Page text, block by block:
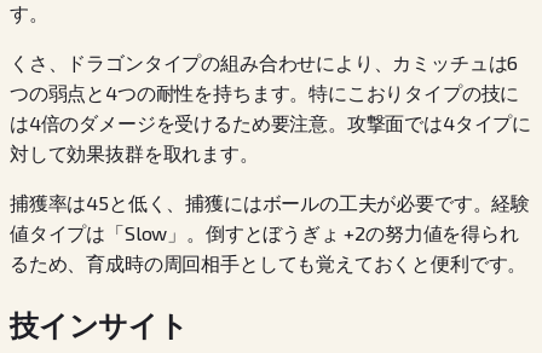
す。
くさ、ドラゴンタイプの組み合わせにより、カミッチュは6
つの弱点と4つの耐性を持ちます。特にこおりタイプの技に
は4倍のダメージを受けるため要注意。攻撃面では4タイプに
対して効果抜群を取れます。
捕獲率は45と低く、捕獲にはボールの工夫が必要です。経験
値タイプは「Slow」。倒すとぼうぎょ +2の努力値を得られ
るため、育成時の周回相手としても覚えておくと便利です。
技インサイト